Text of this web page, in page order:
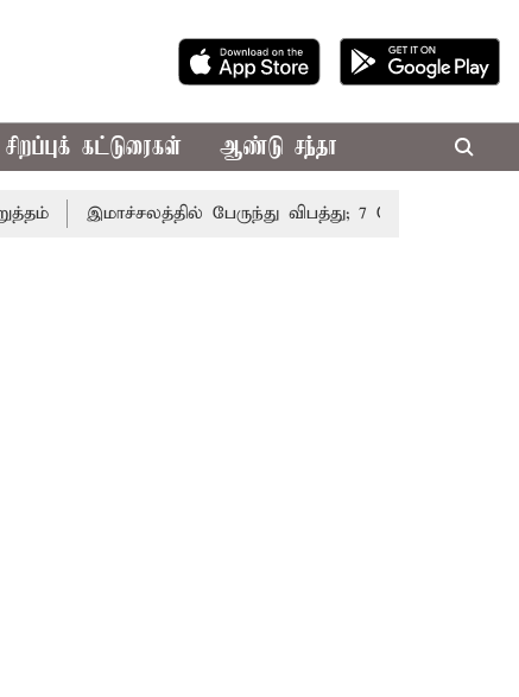
சிறப்புக் கட்டுரைகள் ஆண்டு சந்தா
இமாச்சலத்தில் பேருந்து விபத்து; 7 பேர் பலி - பிரதமர்